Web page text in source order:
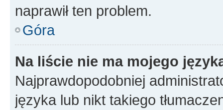
naprawił ten problem.
Góra
Na liście nie ma mojego
Najprawdopodobniej
języka lub nikt takiego